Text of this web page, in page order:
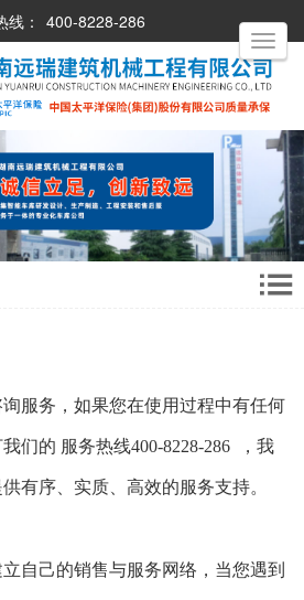
线： 400-8228-286
服务，如果您在使用过程中有任何
们的 服务热线400-8228-286 ，我
有序、实质、高效的服务支持。
自己的销售与服务网络，当您遇到
Toggle